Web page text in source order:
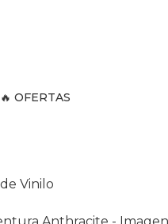
🔥 OFERTAS